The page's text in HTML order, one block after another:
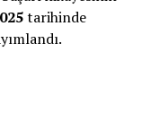
tarihinde